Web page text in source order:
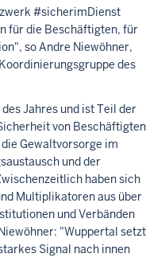
#sicherimDienst
für die Beschäftigten, für
so Andre Niewöhner,
des
Jahres und ist Teil der
von Beschäftigten
Gewaltvorsorge im
und der
haben sich
Multiplikatoren aus über
und Verbänden
"Wuppertal setzt
Signal nach innen